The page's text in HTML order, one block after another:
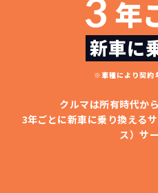
3 年
新車に
※車種により契約
クルマは所有時代か
3年ごとに新車に乗り換える
ス）サ